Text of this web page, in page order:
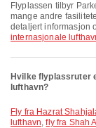
Flyplassen tilbyr Parkeringsplasser, Valutavekslingstjeneste, Rullestol og
mange andre
detaljert informasjon
internasjonale
Hvilke flyplassruter
lufthavn?
fly fra Hazrat Shahjalal internasjonale lufthavn til Sharjah internasjonale
lufthavn,fly fra Shah